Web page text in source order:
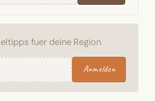
fuer deine Region
Anmelden